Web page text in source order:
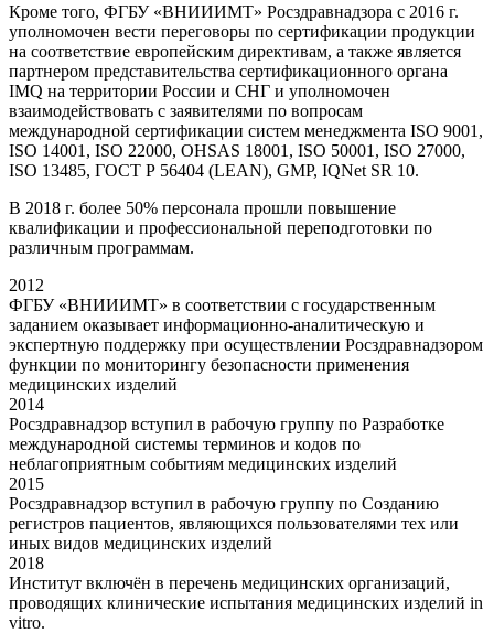
Кроме того, ФГБУ «ВНИИИМТ» Росздравнадзора с 2016 г.
уполномочен вести переговоры по сертификации продукции
на соответствие европейским директивам, а также является
партнером представительства сертификационного органа
IMQ на территории России и СНГ и уполномочен
взаимодействовать с заявителями по вопросам
международной сертификации систем менеджмента ISO 9001,
ISO 14001, ISO 22000, OHSAS 18001, ISO 50001, ISO 27000,
ISO 13485, ГОСТ Р 56404 (LEAN), GMP, IQNet SR 10.
В 2018 г. более 50% персонала прошли повышение
квалификации и профессиональной переподготовки по
различным программам.
2012
ФГБУ «ВНИИИМТ» в соответствии с государственным
заданием оказывает информационно-аналитическую и
экспертную поддержку при осуществлении Росздравнадзором
функции по мониторингу безопасности применения
медицинских изделий
2014
Росздравнадзор вступил в рабочую группу по Разработке
международной системы терминов и кодов по
неблагоприятным событиям медицинских изделий
2015
Росздравнадзор вступил в рабочую группу по Созданию
регистров пациентов, являющихся пользователями тех или
иных видов медицинских изделий
2018
Институт включён в перечень медицинских организаций,
проводящих клинические испытания медицинских изделий in
vitro.